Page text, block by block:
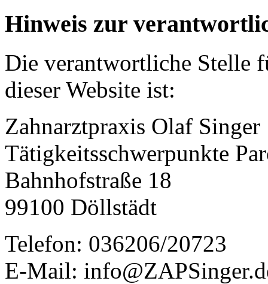
Hinweis zur
Die verantwortliche Stelle
dieser Website ist:
Zahnarztpraxis Olaf Singer
Tätigkeitsschwerpunkte
Bahnhofstraße 18
99100 Döllstädt
Telefon: 036206/20723
E-Mail: